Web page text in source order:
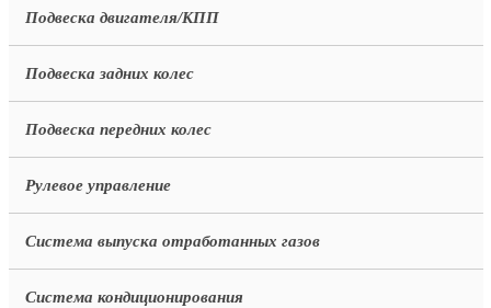
Подвеска двигателя/КПП
Подвеска задних колес
Подвеска передних колес
Рулевое управление
Система выпуска отработанных газов
Система кондиционирования